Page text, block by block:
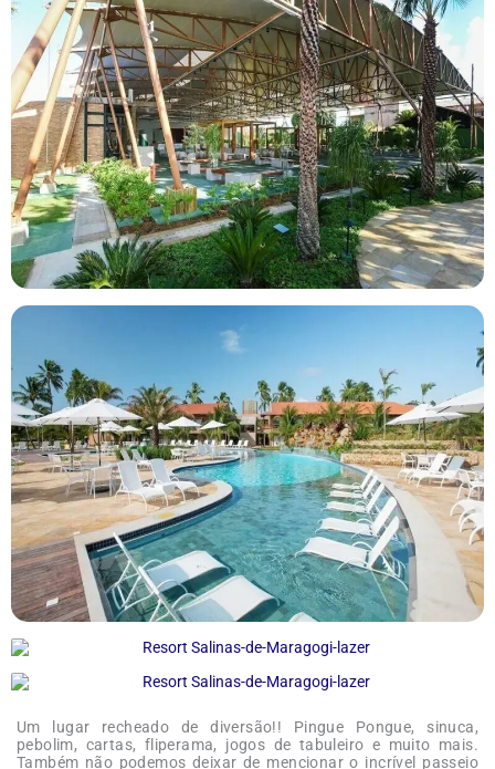
Um lugar recheado de diversão!! Pingue Pongue, sinuca,
pebolim, cartas, fliperama, jogos de tabuleiro e muito mais.
Também não podemos deixar de mencionar o incrível passeio